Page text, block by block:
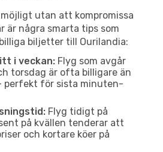
utan att kompromissa
är några smarta tips som
biljetter till Ourilandia:
i veckan: Flyg som avgår
torsdag är ofta billigare än
perfekt för sista minuten-
Flyg tidigt på
på kvällen tenderar att
och kortare köer på